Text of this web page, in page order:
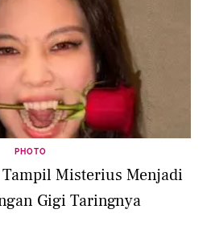
PHOTO
Misterius Menjadi
Gigi Taringnya